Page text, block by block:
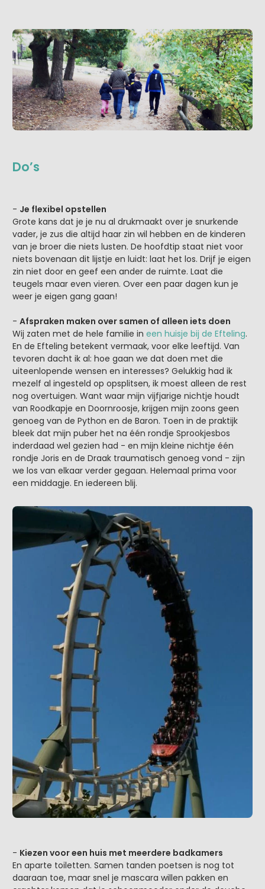
Do’s
- Je flexibel opstellen
Grote kans dat je je nu al drukmaakt over je snurkende
vader, je zus die altijd haar zin wil hebben en de kinderen
van je broer die niets lusten. De hoofdtip staat niet voor
niets bovenaan dit lijstje en luidt: laat het los. Drijf je eigen
zin niet door en geef een ander de ruimte. Laat die
teugels maar even vieren. Over een paar dagen kun je
weer je eigen gang gaan!
- Afspraken maken over samen of alleen iets doen
Wij zaten met de hele familie in een huisje bij de Efteling.
En de Efteling betekent vermaak, voor elke leeftijd. Van
tevoren dacht ik al: hoe gaan we dat doen met die
uiteenlopende wensen en interesses? Gelukkig had ik
mezelf al ingesteld op opsplitsen, ik moest alleen de rest
nog overtuigen. Want waar mijn vijfjarige nichtje houdt
van Roodkapje en Doornroosje, krijgen mijn zoons geen
genoeg van de Python en de Baron. Toen in de praktijk
bleek dat mijn puber het na één rondje Sprookjesbos
inderdaad wel gezien had - en mijn kleine nichtje één
rondje Joris en de Draak traumatisch genoeg vond - zijn
we los van elkaar verder gegaan. Helemaal prima voor
een middagje. En iedereen blij.
- Kiezen voor een huis met meerdere badkamers
En aparte toiletten. Samen tanden poetsen is nog tot
daaraan toe, maar snel je mascara willen pakken en